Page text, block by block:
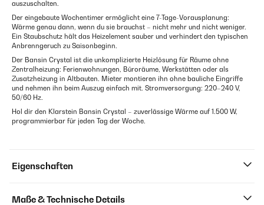
auszuschalten.
Der eingebaute Wochentimer ermöglicht eine 7-Tage-Vorausplanung:
Wärme genau dann, wenn du sie brauchst – nicht mehr und nicht weniger.
Ein Staubschutz hält das Heizelement sauber und verhindert den typischen
Anbrenngeruch zu Saisonbeginn.
Der Bansin Crystal ist die unkomplizierte Heizlösung für Räume ohne
Zentralheizung: Ferienwohnungen, Büroräume, Werkstätten oder als
Zusatzheizung in Altbauten. Mieter montieren ihn ohne bauliche Eingriffe
und nehmen ihn beim Auszug einfach mit. Stromversorgung: 220–240 V,
50/60 Hz.
Hol dir den Klarstein Bansin Crystal – zuverlässige Wärme auf 1.500 W,
programmierbar für jeden Tag der Woche.
Eigenschaften
Maße & Technische Details